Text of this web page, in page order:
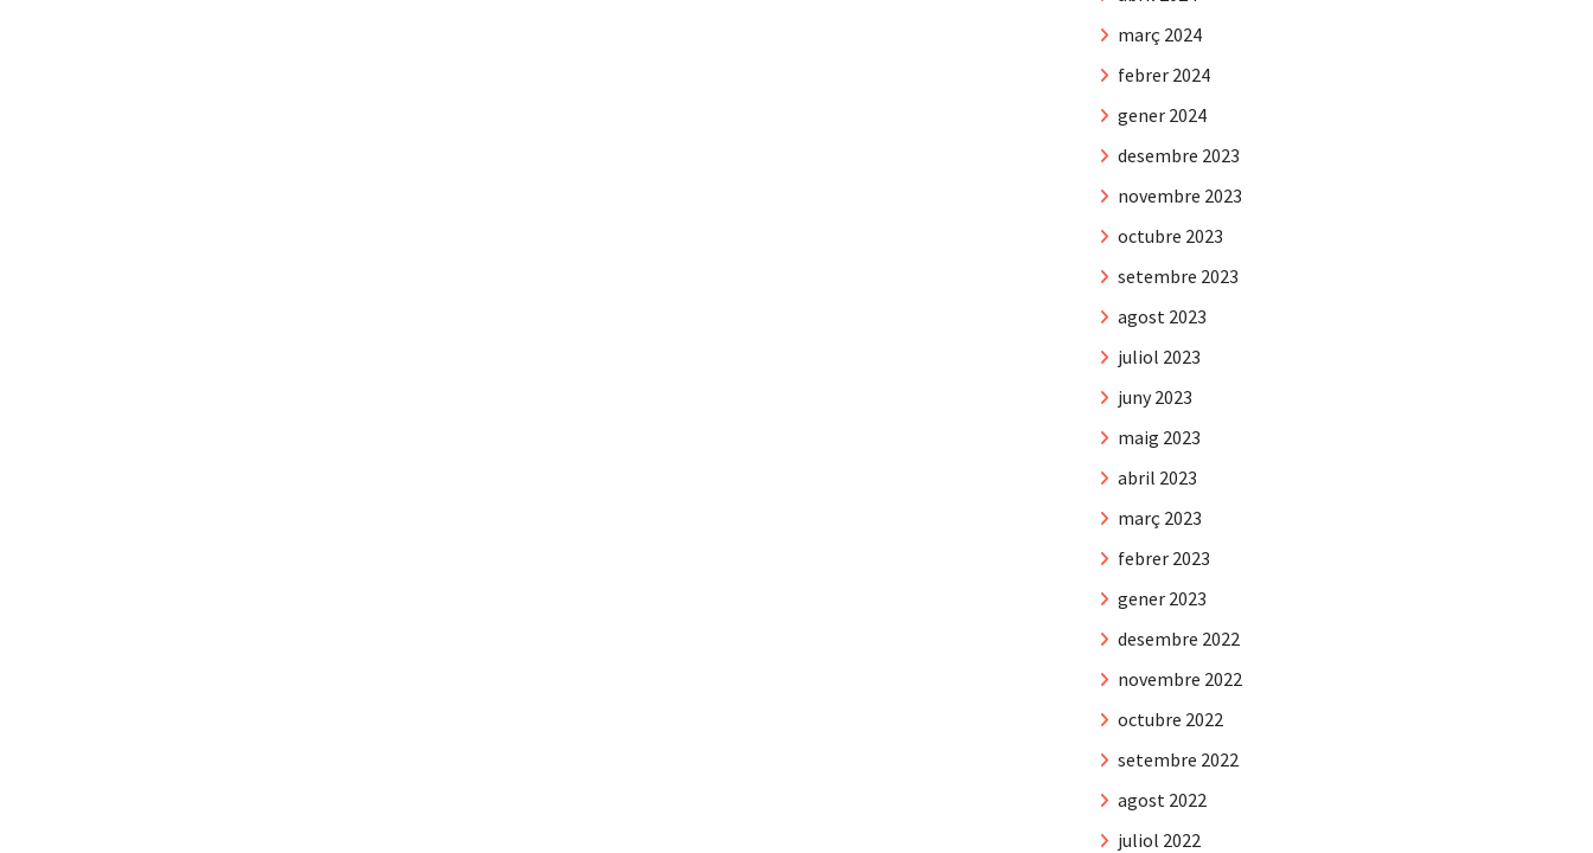
març 2024
febrer 2024
gener 2024
desembre 2023
novembre 2023
octubre 2023
setembre 2023
agost 2023
juliol 2023
juny 2023
maig 2023
abril 2023
març 2023
febrer 2023
gener 2023
desembre 2022
novembre 2022
octubre 2022
setembre 2022
agost 2022
juliol 2022